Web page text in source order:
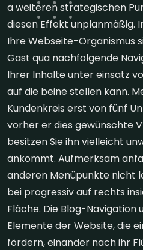
a weiteren strategischen
diesen Effekt unplanmäßig.
Ihre Webseite-Organismus
Gast qua nachfolgende
Ihrer Inhalte unter einsatz
auf die beine stellen kann.
Kundenkreis erst von fünf
vorher er dies gewünschte
besitzen Sie ihn vielleicht
ankommt. Aufmerksam
anderen Menüpunkte nicht
bei progressiv auf rechts
Fläche. Die Blog-Navigation
Elemente der Website, die
fördern, einander nach ihr